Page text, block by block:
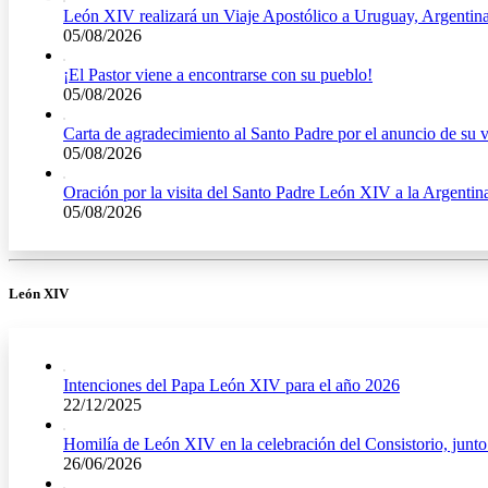
León XIV realizará un Viaje Apostólico a Uruguay,
05/08/2026
¡El Pastor viene a encontrarse con su pueblo!
05/08/2026
Carta de agradecimiento al Santo Padre por el anuncio de su
05/08/2026
Oración por la visita del Santo Padre León XIV a la
05/08/2026
León XIV
Intenciones del Papa León XIV para el año 2026
22/12/2025
Homilía de León XIV en la celebración del Consistorio,
26/06/2026